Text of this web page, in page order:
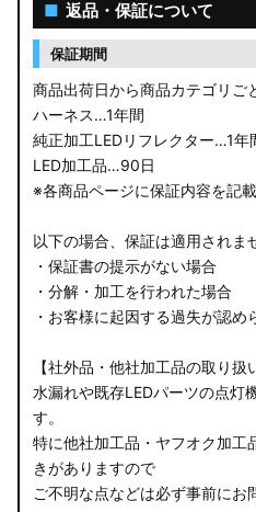
■ 返品・保証について
保証期間
商品出荷日から商品カテゴリご
ハーネス…1年間
純正加工LEDリフレクター…1年
LED加工品…90日
※各商品ページに保証内容を記
以下の場合、保証は適用されま
・保証書の提示がない場合
・分解・加工を行われた場合
・お客様に起因する過失が認め
【社外品・他社加工品の取り扱
水漏れや既存LEDパーツの点灯
す。
特に他社加工品・ヤフオク加工
きがありますので
ご不明な点などは必ず事前にお